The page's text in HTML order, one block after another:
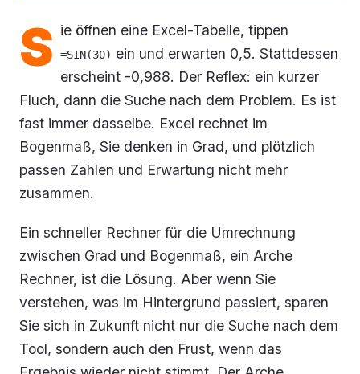
S ie öffnen eine Excel-Tabelle, tippen
=SIN(30) ein und erwarten 0,5. Stattdessen
erscheint -0,988. Der Reflex: ein kurzer
Fluch, dann die Suche nach dem Problem. Es ist
fast immer dasselbe. Excel rechnet im
Bogenmaß, Sie denken in Grad, und plötzlich
passen Zahlen und Erwartung nicht mehr
zusammen.
Ein schneller Rechner für die Umrechnung
zwischen Grad und Bogenmaß, ein Arche
Rechner, ist die Lösung. Aber wenn Sie
verstehen, was im Hintergrund passiert, sparen
Sie sich in Zukunft nicht nur die Suche nach dem
Tool, sondern auch den Frust, wenn das